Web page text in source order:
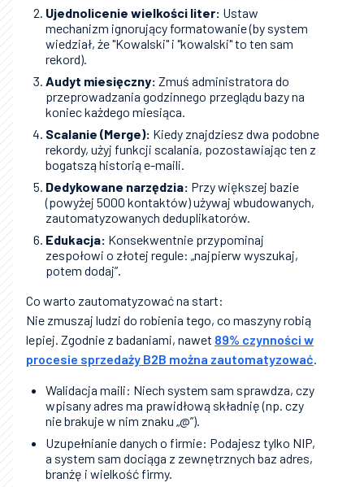
Ujednolicenie wielkości liter: Ustaw
mechanizm ignorujący formatowanie (by system
wiedział, że "Kowalski" i "kowalski" to ten sam
rekord).
Audyt miesięczny: Zmuś administratora do
przeprowadzania godzinnego przeglądu bazy na
koniec każdego miesiąca.
Scalanie (Merge): Kiedy znajdziesz dwa podobne
rekordy, użyj funkcji scalania, pozostawiając ten z
bogatszą historią e-maili.
Dedykowane narzędzia: Przy większej bazie
(powyżej 5000 kontaktów) używaj wbudowanych,
zautomatyzowanych deduplikatorów.
Edukacja: Konsekwentnie przypominaj
zespołowi o złotej regule: „najpierw wyszukaj,
potem dodaj”.
Co warto zautomatyzować na start:
Nie zmuszaj ludzi do robienia tego, co maszyny robią
lepiej. Zgodnie z badaniami, nawet 89% czynności w
procesie sprzedaży B2B można zautomatyzować.
Walidacja maili: Niech system sam sprawdza, czy
wpisany adres ma prawidłową składnię (np. czy
nie brakuje w nim znaku „@”).
Uzupełnianie danych o firmie: Podajesz tylko NIP,
a system sam dociąga z zewnętrznych baz adres,
branżę i wielkość firmy.